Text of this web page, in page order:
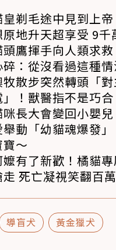
皇剃毛途中見到上
原地升天超享受 9千
頭鷹揮手向人類求
碎：從沒看過這種
牧散步突然轉頭「
」！獸醫指不是巧
咪長大會變回小嬰
舉動「幼貓魂爆發
寶～
嬤有了新歡！橘貓
走 死亡凝視笑翻百
導盲犬 黃金獵犬